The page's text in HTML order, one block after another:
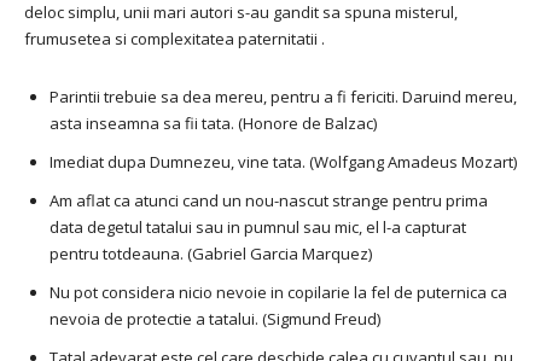
deloc simplu, unii mari autori s-au gandit sa spuna misterul,
frumusetea si complexitatea paternitatii .
Parintii trebuie sa dea mereu, pentru a fi fericiti. Daruind mereu,
asta inseamna sa fii tata. (Honore de Balzac)
Imediat dupa Dumnezeu, vine tata. (Wolfgang Amadeus Mozart)
Am aflat ca atunci cand un nou-nascut strange pentru prima
data degetul tatalui sau in pumnul sau mic, el l-a capturat
pentru totdeauna. (Gabriel Garcia Marquez)
Nu pot considera nicio nevoie in copilarie la fel de puternica ca
nevoia de protectie a tatalui. (Sigmund Freud)